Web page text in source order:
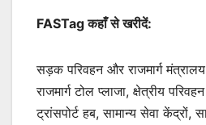
FASTag कहाँ से खरीदें:
सड़क परिवहन और राजमार्ग
राजमार्ग टोल प्लाजा, क्षेत्रीय
ट्रांसपोर्ट हब, सामान्य सेवा केंद्रों,